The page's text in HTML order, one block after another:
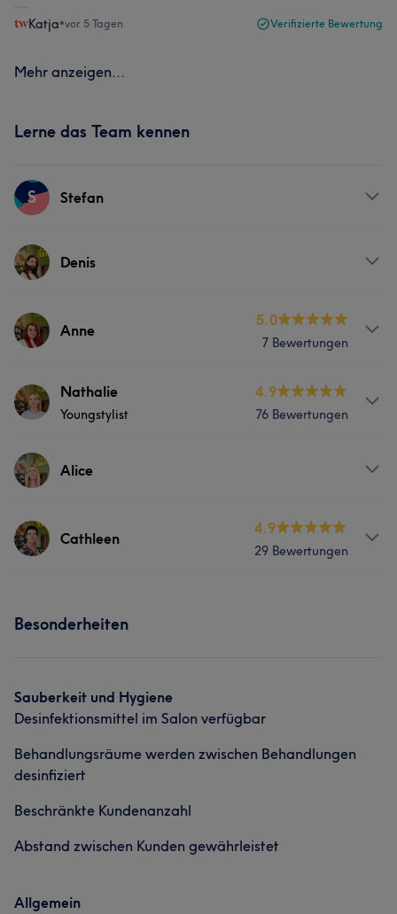
Katja•vor 5 Tagen Verifizierte Bewertung
Mehr anzeigen...
Lerne das Team kennen
S Stefan
ServicesDenis
Services
Anne
5.0
7 Bewertungen
ServicesNathalie
Youngstylist
4.9
76 Bewertungen
Services
Was unsere Kunden über Nathalie sagen
Alice
Services
Cathleen
4.9
29 Bewertungen
Besonderheiten
Sauberkeit und Hygiene
Desinfektionsmittel im Salon verfügbar
Behandlungsräume werden zwischen Behandlungen
desinfiziert
Beschränkte Kundenanzahl
Abstand zwischen Kunden gewährleistet
Allgemein